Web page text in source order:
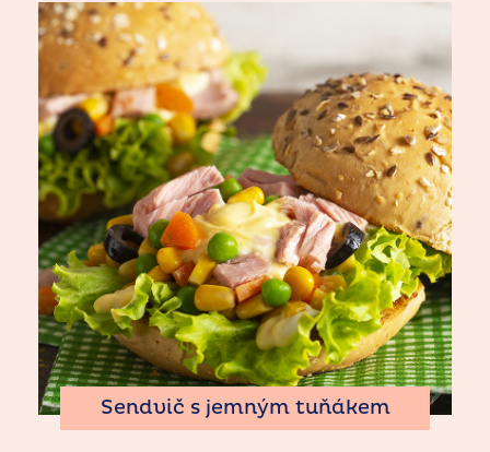
Sendvič s jemným tuňákem